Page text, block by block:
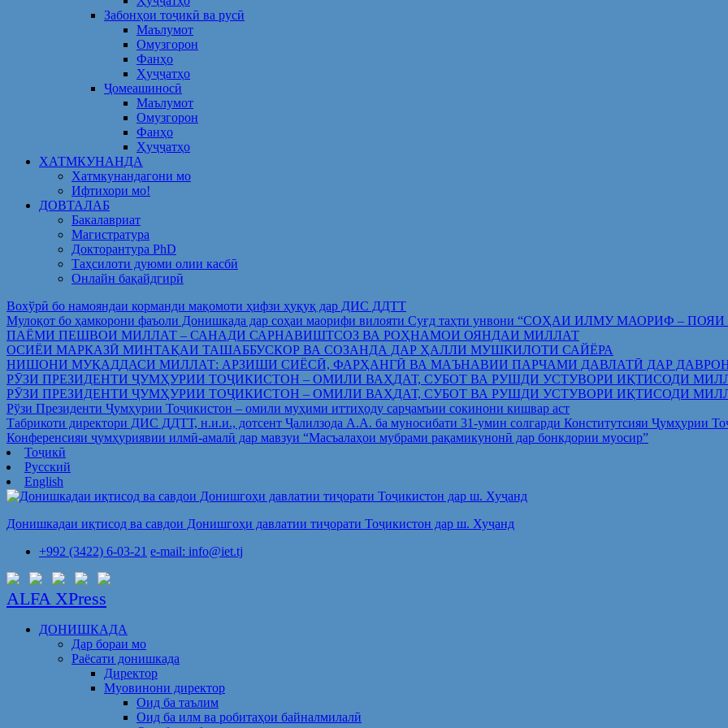
Забонҳои тоҷикӣ ва русӣ
Маълумот
Омузгорон
Фанҳо
Ҳуҷҷатҳо
Ҷомеашиносӣ
Маълумот
Омузгорон
Фанҳо
Ҳуҷҷатҳо
ХАТМКУНАНДА
Хатмкунандагони мо
Ифтихори мо!
ДОВТАЛАБ
Бакалавриат
Магистратура
Докторантура PhD
Таҳсилоти дуюми олии касбӣ
Онлайн бақайдгирӣ
Вохўрӣ бо намояндаи корманди мақомоти ҳифзи ҳуқуқ дар ДИС ДДТТ
Мулоқот бо ҳамкорони фаъоли Донишкада дар соҳаи маорифи вилояти Суғд таҳти унвони “СОҲАИ ИЛМУ МАОРИФ
ПАЁМИ ПЕШВОИ МИЛЛАТ – САНАДИ САРНАВИШТСОЗ ВА РОҲНАМОИ ОЯНДАИ МИЛЛАТ
ОСИЁИ МАРКАЗӢ МИНТАҚАИ ТАШАББУСКОР ВА СОЗАНДА ДАР ҲАЛЛИ МУШКИЛОТИ САЙЁРА
НИШОНИ МУҚАДДАСИ МИЛЛАТ: АРЗИШИ СИЁСӢ, ФАРҲАНГӢ ВА МАЪНАВИИ ПАРЧАМИ ДАВЛАТӢ ДАР
РӮЗИ ПРЕЗИДЕНТИ ҶУМҲУРИИ ТОҶИКИСТОН – ОМИЛИ ВАҲДАТ, СУБОТ ВА РУШДИ УСТУВОРИ ИҚТИСОДИ
РӮЗИ ПРЕЗИДЕНТИ ҶУМҲУРИИ ТОҶИКИСТОН – ОМИЛИ ВАҲДАТ, СУБОТ ВА РУШДИ УСТУВОРИ ИҚТИСОДИ
Рўзи Президенти Ҷумҳурии Тоҷикистон – омили муҳими иттиҳоду сарҷамъии сокинони кишвар аст
Табрикоти директори ДИС ДДТТ, н.и.и., дотсент Ҷалилзода А.А. ба муносибати 31-умин солгарди Конститутсияи Ҷумҳурии
Конференсияи ҷумҳуриявии илмӣ-амалӣ дар мавзуи “Масъалаҳои мубрами рақамикунонӣ дар бонкдории муосир”
Тоҷикӣ
Русский
English
Донишкадаи иқтисод ва савдои Донишгоҳи давлатии тиҷорати Тоҷикистон дар ш. Хуҷанд
+992 (3422) 6-03-21 e-mail: info@iet.tj
ALFA XPress
ДОНИШКАДА
Дар бораи мо
Раёсати донишкада
Директор
Муовинони директор
Оид ба таълим
Оид ба илм ва робитаҳои байналмилалӣ